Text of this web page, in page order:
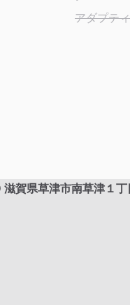
アダプテ